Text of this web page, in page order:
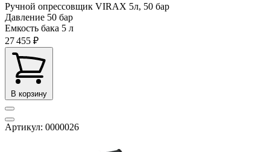
Ручной опрессовщик VIRAX 5л, 50 бар
Давление 50 бар
Емкость бака 5 л
27 455 ₽
В корзину
Артикул: 0000026